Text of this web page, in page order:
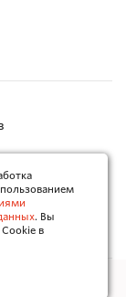
. Вы
в